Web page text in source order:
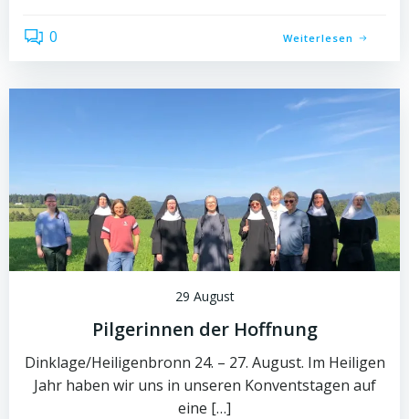
0 Weiterlesen
29 August
Pilgerinnen der Hoffnung
Dinklage/Heiligenbronn 24. – 27. August. Im Heiligen
Jahr haben wir uns in unseren Konventstagen auf
eine […]